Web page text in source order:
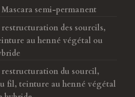
semi-permanent
des sourcils,
au henné végétal ou
du sourcil,
fil, teinture au henné végétal